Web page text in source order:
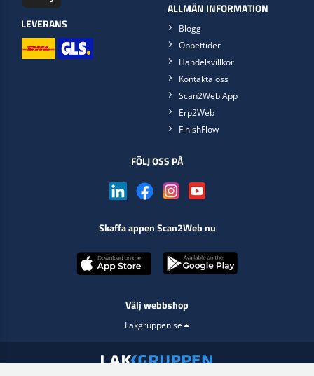
LEVERANS
ALLMÄN INFORMATION
Blogg
Öppettider
Handelsvillkor
Kontakta oss
Scan2Web App
Erp2Web
FinishFlow
FÖLJ OSS PÅ
Skaffa appen Scan2Web nu
Välj webbshop
Lakgruppen.se